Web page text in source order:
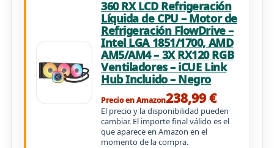
360 RX LCD Refrigeración
Líquida de CPU – Motor de
Refrigeración FlowDrive –
Intel LGA 1851/1700, AMD
AM5/AM4 – 3X RX120 RGB
Ventiladores – iCUE Link
Hub Incluido – Negro
Precio en Amazon238,99 €
El precio y la disponibilidad pueden
cambiar. El importe final válido es el
que aparece en Amazon en el
momento de la compra.